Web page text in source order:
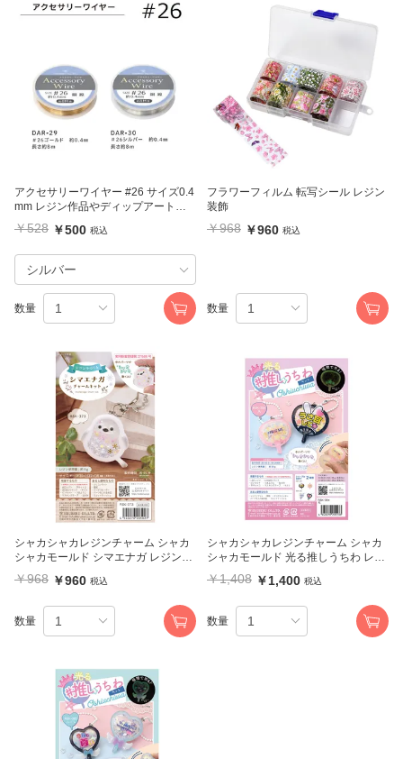
アクセサリーワイヤー #26 サイズ0.4
mm レジン作品やディップアートレ
ジンにも
￥528 ￥500 税込
数量
フラワーフィルム 転写シール レジン
装飾
￥968 ￥960 税込
数量
シャカシャカレジンチャーム シャカ
シャカモールド シマエナガ レジンク
ラフト
￥968 ￥960 税込
数量
シャカシャカレジンチャーム シャカ
シャカモールド 光る推しうちわ レジ
ンクラフト
￥1,408 ￥1,400 税込
数量